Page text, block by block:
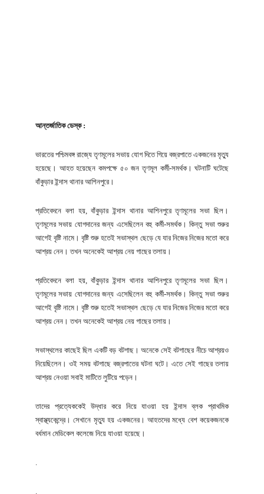
আন্তর্জাতিক ডেস্ক :
ভারতের পশ্চিমবঙ্গ রাজ্যে তৃণমূলের সভায় যোগ দিতে গিয়ে বজ্রপাতে একজনের মৃত্যু
হয়েছে। আহত হয়েছেন কমপক্ষে ৫০ জন তৃণমূল কর্মী-সমর্থক। ঘটনাটি ঘটেছে
বাঁকুড়ার ইন্দাস থানার আশিনপুরে।
প্রতিবেদনে বলা হয়, বাঁকুড়ার ইন্দাস থানার আশিনপুরে তৃণমূলের সভা ছিল।
তৃণমূলের সভায় যোগদানের জন্য এসেছিলেন বহু কর্মী-সমর্থক। কিন্তু সভা শুরুর
আগেই বৃষ্টি নামে। বৃষ্টি শুরু হতেই সভাস্থল ছেড়ে যে যার নিজের নিজের মতো করে
আশ্রয় নেন। তখন অনেকেই আশ্রয় নেয় গাছের তলায়।
প্রতিবেদনে বলা হয়, বাঁকুড়ার ইন্দাস থানার আশিনপুরে তৃণমূলের সভা ছিল।
তৃণমূলের সভায় যোগদানের জন্য এসেছিলেন বহু কর্মী-সমর্থক। কিন্তু সভা শুরুর
আগেই বৃষ্টি নামে। বৃষ্টি শুরু হতেই সভাস্থল ছেড়ে যে যার নিজের নিজের মতো করে
আশ্রয় নেন। তখন অনেকেই আশ্রয় নেয় গাছের তলায়।
সভাস্থলের কাছেই ছিল একটি বড় বটগাছ। অনেকে সেই বটগাছের নীচে আশ্রয়ও
নিয়েছিলেন। ওই সময় বটগাছে বজ্রপাতের ঘটনা ঘটে। এতে সেই গাছের তলায়
আশ্রয় নেওয়া সবাই মাটিতে লুটিয়ে পড়েন।
তাদের প্রত্যেককেই উদ্ধার করে নিয়ে যাওয়া হয় ইন্দাস ব্লক প্রাথমিক
স্বাস্থ্যকেন্দ্রে। সেখানে মৃত্যু হয় একজনের। আহতদের মধ্যে বেশ কয়েকজনকে
বর্ধমান মেডিকেল কলেজে নিয়ে যাওয়া হয়েছে।
.
.